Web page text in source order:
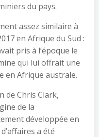
du pays.
assez similaire à
en Afrique du Sud :
pris à l’époque le
qui lui offrait une
en Afrique australe.
de Chris Clark,
de la
développée en
a été